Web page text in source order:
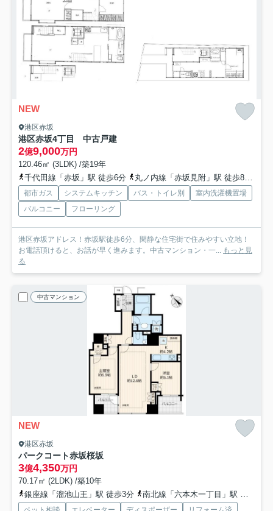
NEW
港区赤坂
港区赤坂4丁目 中古戸建
2億9,000万円
120.46㎡ (3LDK) /築19年
千代田線「赤坂」駅 徒歩6分
丸ノ内線「赤坂見附」駅 徒歩8分
都市ガス システムキッチン バス・トイレ別
室内洗濯機置場
バルコニー
フローリング
港区赤坂アドレス！赤坂駅徒歩6分、閑静な住宅街で住みやすい立地！
お電話頂けると、お話が早く進みます。中古マンション・一... もっと見
る
中古マンション
NEW
港区赤坂
パークコート赤坂桜坂
3億4,350万円
70.17㎡ (2LDK) /築10年
銀座線「溜池山王」駅 徒歩3分
南北線「六本木一丁目」駅 徒歩4分